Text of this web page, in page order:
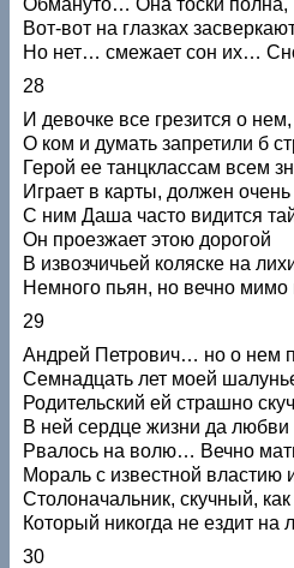
Вот-вот на глазках
Но нет… смежает сон их…
28
И девочке все грезится о нем,
О ком и думать запретили б
Герой ее танцклассам всем
Играет в карты, должен
С ним Даша часто видится
Он проезжает этою дорогой
В извозчичьей коляске на
Немного пьян, но вечно мимо
29
Андрей Петрович… но о нем
Семнадцать лет моей
Родительский ей страшно
В ней сердце жизни да любви
Рвалось на волю… Вечно
Мораль с известной властию
Столоначальник, скучный,
Который никогда не ездит на
30